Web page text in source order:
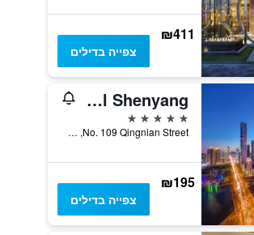
₪411
צפייה בדילים
Swissôtel Shenyang
5 כוכבים
No. 109 Qingnian Street, שניאנג, סין
₪195
צפייה בדילים